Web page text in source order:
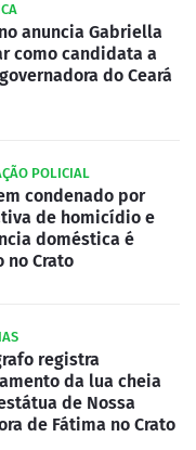
anuncia Gabriella
como candidata a
do Ceará
POLICIAL
condenado por
de homicídio e
doméstica é
no Crato
registra
da lua cheia
de Nossa
de Fátima no Crato